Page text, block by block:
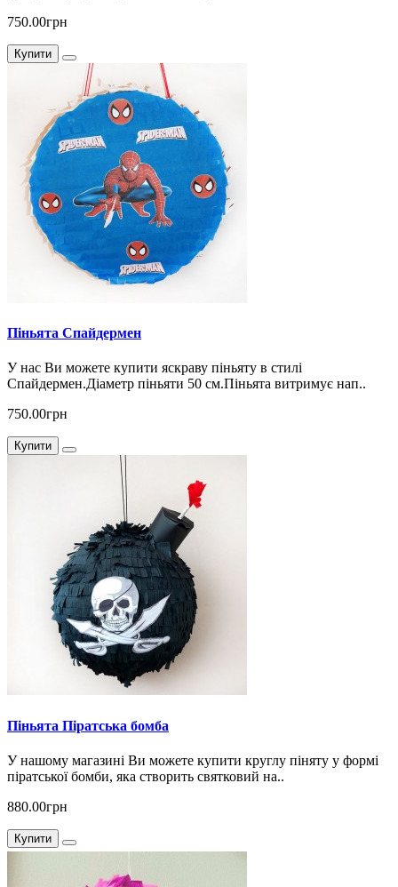
750.00грн
Купити
Піньята Спайдермен
У нас Ви можете купити яскраву піньяту в стилі
Спайдермен.Діаметр піньяти 50 см.Піньята витримує нап..
750.00грн
Купити
Піньята Піратська бомба
У нашому магазині Ви можете купити круглу піняту у формі
піратської бомби, яка створить святковий на..
880.00грн
Купити